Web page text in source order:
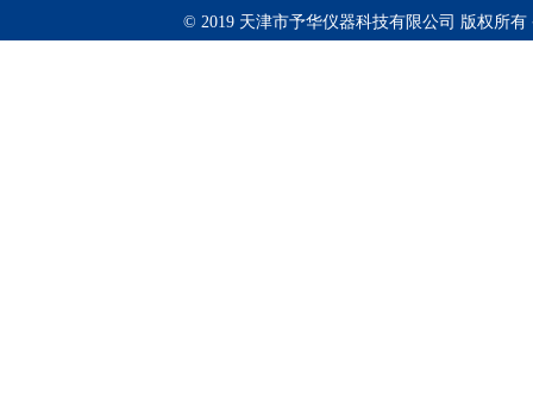
© 2019 天津市予华仪器科技有限公司 版权所有